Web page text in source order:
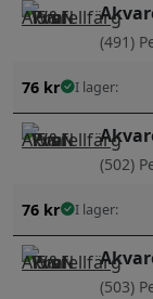
(491)
76 kr I lager:
(502)
76 kr I lager:
(503)